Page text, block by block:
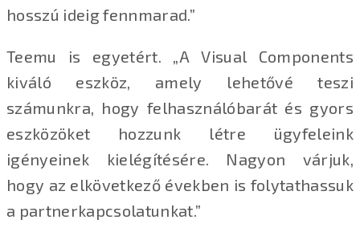
hosszú ideig fennmarad.”
Teemu is egyetért. „A Visual Components
kiváló eszköz, amely lehetővé teszi
számunkra, hogy felhasználóbarát és gyors
eszközöket hozzunk létre ügyfeleink
igényeinek kielégítésére. Nagyon várjuk,
hogy az elkövetkező években is folytathassuk
a partnerkapcsolatunkat.”